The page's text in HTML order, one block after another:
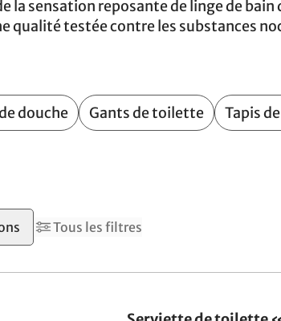
la sensation reposante de linge de
qualité testée contre les substances
douche Gants de toilette Tapis
Tous les filtres